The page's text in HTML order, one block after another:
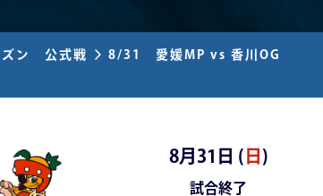
ズン 公式戦 8/31 愛媛MP vs 香川OG
8月31日 ( 日 )
試合終了